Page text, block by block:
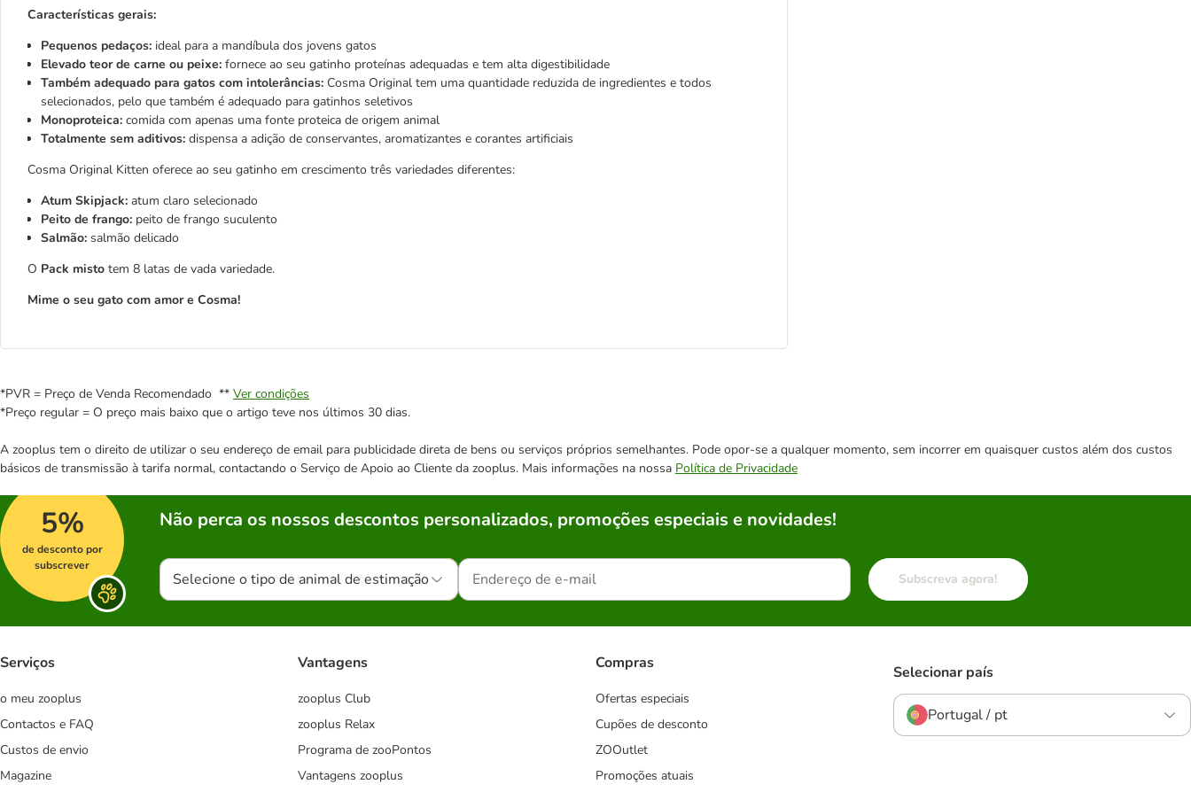
Características gerais:
Pequenos pedaços: ideal para a mandíbula dos jovens gatos
Elevado teor de carne ou peixe: fornece ao seu gatinho proteínas adequadas e tem alta digestibilidade
Também adequado para gatos com intolerâncias: Cosma Original tem uma quantidade reduzida de ingredientes e todos
selecionados, pelo que também é adequado para gatinhos seletivos
Monoproteica: comida com apenas uma fonte proteica de origem animal
Totalmente sem aditivos: dispensa a adição de conservantes, aromatizantes e corantes artificiais
Cosma Original Kitten oferece ao seu gatinho em crescimento três variedades diferentes:
Atum Skipjack: atum claro selecionado
Peito de frango: peito de frango suculento
Salmão: salmão delicado
O Pack misto tem 8 latas de vada variedade.
Mime o seu gato com amor e Cosma!
*PVR = Preço de Venda Recomendado ** Ver condições
*Preço regular = O preço mais baixo que o artigo teve nos últimos 30 dias.
A zooplus tem o direito de utilizar o seu endereço de email para publicidade direta de bens ou serviços próprios semelhantes. Pode opor-se a qualquer momento, sem incorrer em quaisquer custos além dos custos
básicos de transmissão à tarifa normal, contactando o Serviço de Apoio ao Cliente da zooplus. Mais informações na nossa Política de Privacidade
5%
de desconto por
subscrever
Não perca os nossos descontos personalizados, promoções especiais e novidades!
Selecione o tipo de animal de estimação Subscreva agora!
Serviços
o meu zooplus
Contactos e FAQ
Custos de envio
Magazine
Vantagens
zooplus Club
zooplus Relax
Programa de zooPontos
Vantagens zooplus
Compras
Ofertas especiais
Cupões de desconto
ZOOutlet
Promoções atuais
Selecionar país
Portugal / pt